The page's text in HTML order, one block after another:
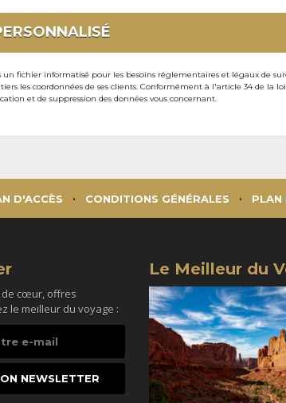
fichier informatisé pour les besoins réglementaires et légaux de
les coordonnées de ses clients. Conformément à l'article 34 de la loi
et de suppression des données vous concernant.
D'ACCÈS CONDITIONS GÉNÉRALES PLAN
de cœur, offres
le meilleur du voyage :
Le Meilleur du